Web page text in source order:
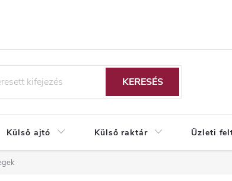
KERESÉS
Külső ajtó Külső raktár Üzleti